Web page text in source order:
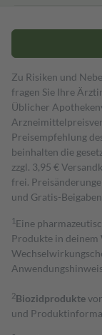
Zu Risiken und
fragen Sie Ihre
Üblicher
Preisempfehlung
beinhalten die
zzgl. 3,95 €
frei.
und Gratis-
1 Eine
Produkte in
2Biozidprodukte
und